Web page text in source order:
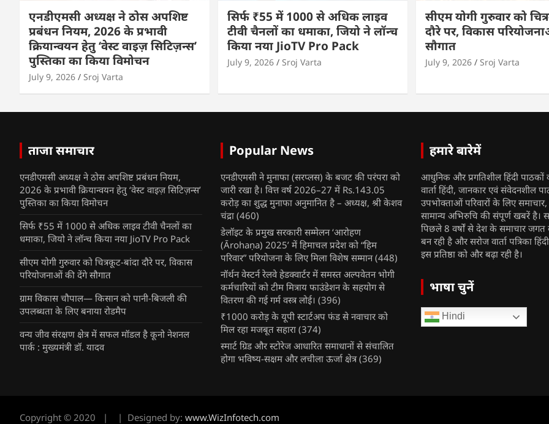
एनडीएमसी अध्यक्ष ने ठोस अपशिष्ट
प्रबंधन नियम, 2026 के प्रभावी
क्रियान्वयन हेतु ‘वेस्ट वाइज़ सिटिज़न्स’
पुस्तिका का किया विमोचन
July 9, 2026 Sroj Varta
सिर्फ ₹55 में 1000 से अधिक लाइव
टीवी चैनलों का धमाका, जियो ने लॉन्च
किया नया JioTV Pro Pack
July 9, 2026 Sroj Varta
सीएम योगी गुरुवार को
दौरे पर, विकास
सौगात
July 9, 2026 Sroj Varta
ताजा समाचार
एनडीएमसी अध्यक्ष ने ठोस अपशिष्ट प्रबंधन नियम,
2026 के प्रभावी क्रियान्वयन हेतु ‘वेस्ट वाइज़ सिटिज़न्स’
पुस्तिका का किया विमोचन
सिर्फ ₹55 में 1000 से अधिक लाइव टीवी चैनलों का
धमाका, जियो ने लॉन्च किया नया JioTV Pro Pack
सीएम योगी गुरुवार को चित्रकूट-बांदा दौरे पर, विकास
परियोजनाओं की देंगे सौगात
ग्राम विकास चौपाल— किसान को पानी-बिजली की
उपलब्धता के लिए बनाया रोडमैप
वन्य जीव संरक्षण क्षेत्र में सफल मॉडल है कूनो नेशनल
पार्क : मुख्यमंत्री डॉ. यादव
Popular News
एनडीएमसी ने मुनाफा (सरप्लस) के बजट की परंपरा को
जारी रखा है। वित्त वर्ष 2026–27 में Rs.143.05
करोड़ का शुद्ध मुनाफा अनुमानित है – अध्यक्ष, श्री केशव
चंद्रा (460)
डेलॉइट के प्रमुख सरकारी सम्मेलन ‘आरोहण
(Ārohaṇa) 2025’ में हिमाचल प्रदेश को “हिम
परिवार” परियोजना के लिए मिला विशेष सम्मान (448)
नॉर्थन वेस्टर्न रेलवे हेडक्वार्टर में समस्त अल्पवेतन भोगी
कर्मचारियों को टीम मित्राय फाउंडेशन के सहयोग से
वितरण की गई गर्म वस्त्र लोई। (396)
₹1000 करोड़ के यूपी स्टार्टअप फंड से नवाचार को
मिल रहा मजबूत सहारा (374)
स्मार्ट ग्रिड और स्टोरेज आधारित समाधानों से संचालित
होगा भविष्य-सक्षम और लचीला ऊर्जा क्षेत्र (369)
हमारे बारेमें
आधुनिक और प्रगतिशील हिंदी पाठकों
वार्ता हिंदी, जानकार एवं संवेदनशील
उपभोक्ताओं परिवारों के लिए
सामान्य अभिरुचि की संपूर्ण खबरें है।
पिछले 8 वर्षों से देश के समाचार जगत
बन रही है और सरोज वार्ता पत्रिका
इस प्रतिष्ठा को और बढ़ा रही है।
भाषा चुनें
Hindi
Copyright © 2020 Designed by: www.WizInfotech.com